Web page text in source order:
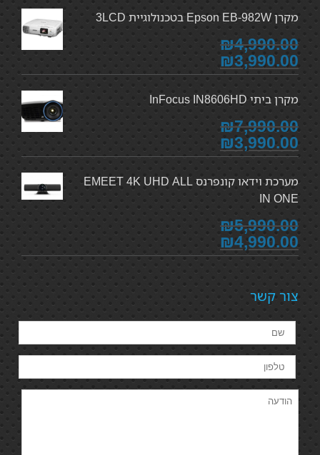
מקרן Epson EB-982W בטכנולוגיית 3LCD
₪4,990.00
₪3,990.00
מקרן ביתי InFocus IN8606HD
₪7,990.00
₪3,990.00
מערכת וידאו קונפרנס EMEET 4K UHD ALL
IN ONE
₪5,990.00
₪4,990.00
צור קשר